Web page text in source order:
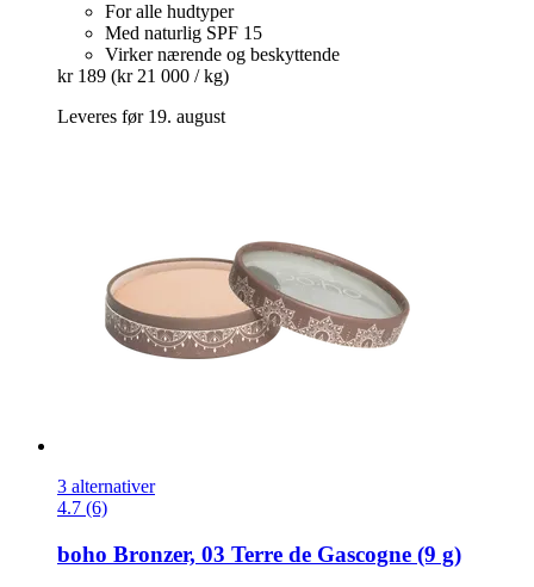
For alle hudtyper
Med naturlig SPF 15
Virker nærende og beskyttende
kr 189 (kr 21 000 / kg)
Leveres før 19. august
3 alternativer
4.7 (6)
boho Bronzer, 03 Terre de Gascogne (9 g)